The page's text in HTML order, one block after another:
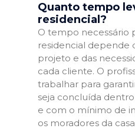
Quanto tempo
residencial?
O tempo necessário
residencial depende
projeto e das
cada cliente. O
trabalhar para
seja concluída
e com o mínimo de
os moradores da